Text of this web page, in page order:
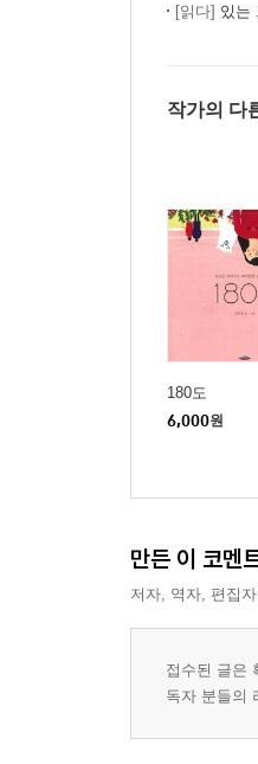
[읽다] 있는
작가의 다
180도
6,000원
만든 이 코멘
저자, 역자, 편집
접수된 글은
독자 분들의